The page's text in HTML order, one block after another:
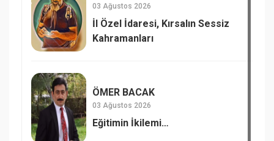
03 Ağustos 2026
İl Özel İdaresi, Kırsalın Sessiz
Kahramanları
ÖMER BACAK
03 Ağustos 2026
Eğitimin İkilemi…